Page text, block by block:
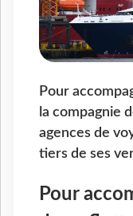
Pour
la compagnie
agences de
tiers de ses
Pour